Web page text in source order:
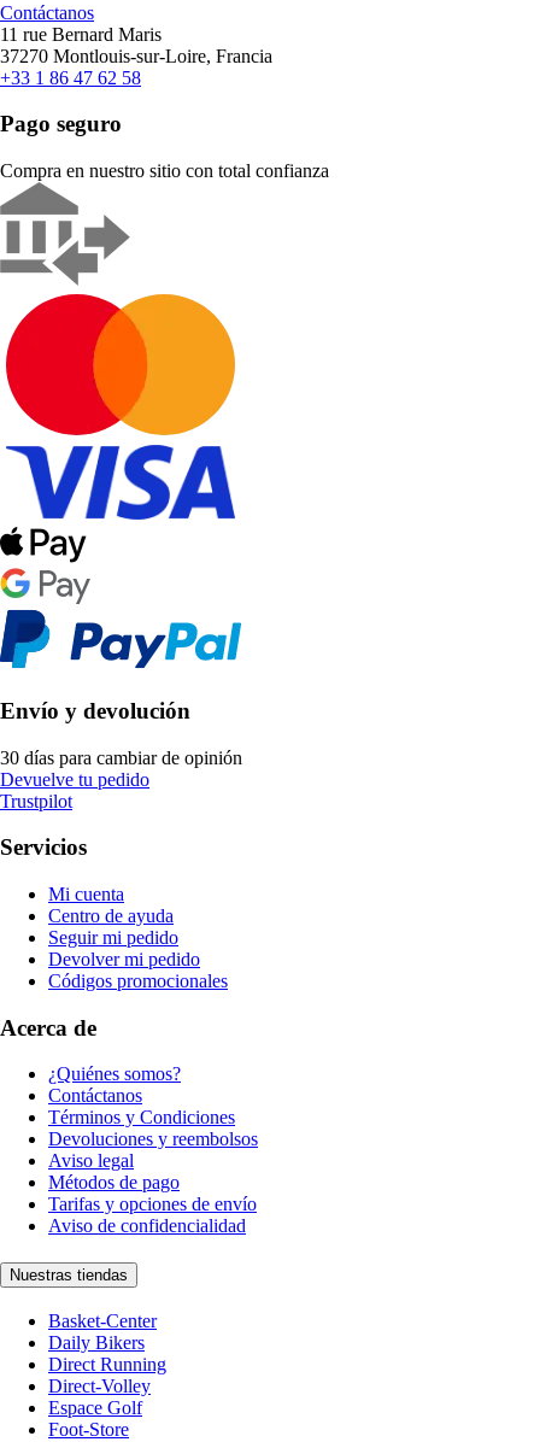
Contáctanos
11 rue Bernard Maris
37270 Montlouis-sur-Loire, Francia
+33 1 86 47 62 58
Pago seguro
Compra en nuestro sitio con total confianza
Envío y devolución
30 días para cambiar de opinión
Devuelve tu pedido
Trustpilot
Servicios
Mi cuenta
Centro de ayuda
Seguir mi pedido
Devolver mi pedido
Códigos promocionales
Acerca de
¿Quiénes somos?
Contáctanos
Términos y Condiciones
Devoluciones y reembolsos
Aviso legal
Métodos de pago
Tarifas y opciones de envío
Aviso de confidencialidad
Nuestras tiendas
Basket-Center
Daily Bikers
Direct Running
Direct-Volley
Espace Golf
Foot-Store